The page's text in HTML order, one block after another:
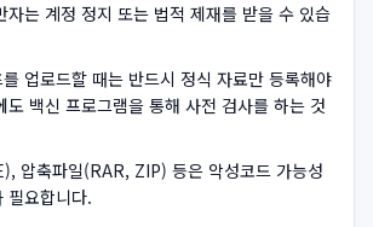
자는 계정 정지 또는 법적 제재를 받을 수 있습
업로드할 때는 반드시 정식 자료만 등록해야
도 백신 프로그램을 통해 사전 검사를 하는 것
압축파일(RAR, ZIP) 등은 악성코드 가능성
필요합니다.